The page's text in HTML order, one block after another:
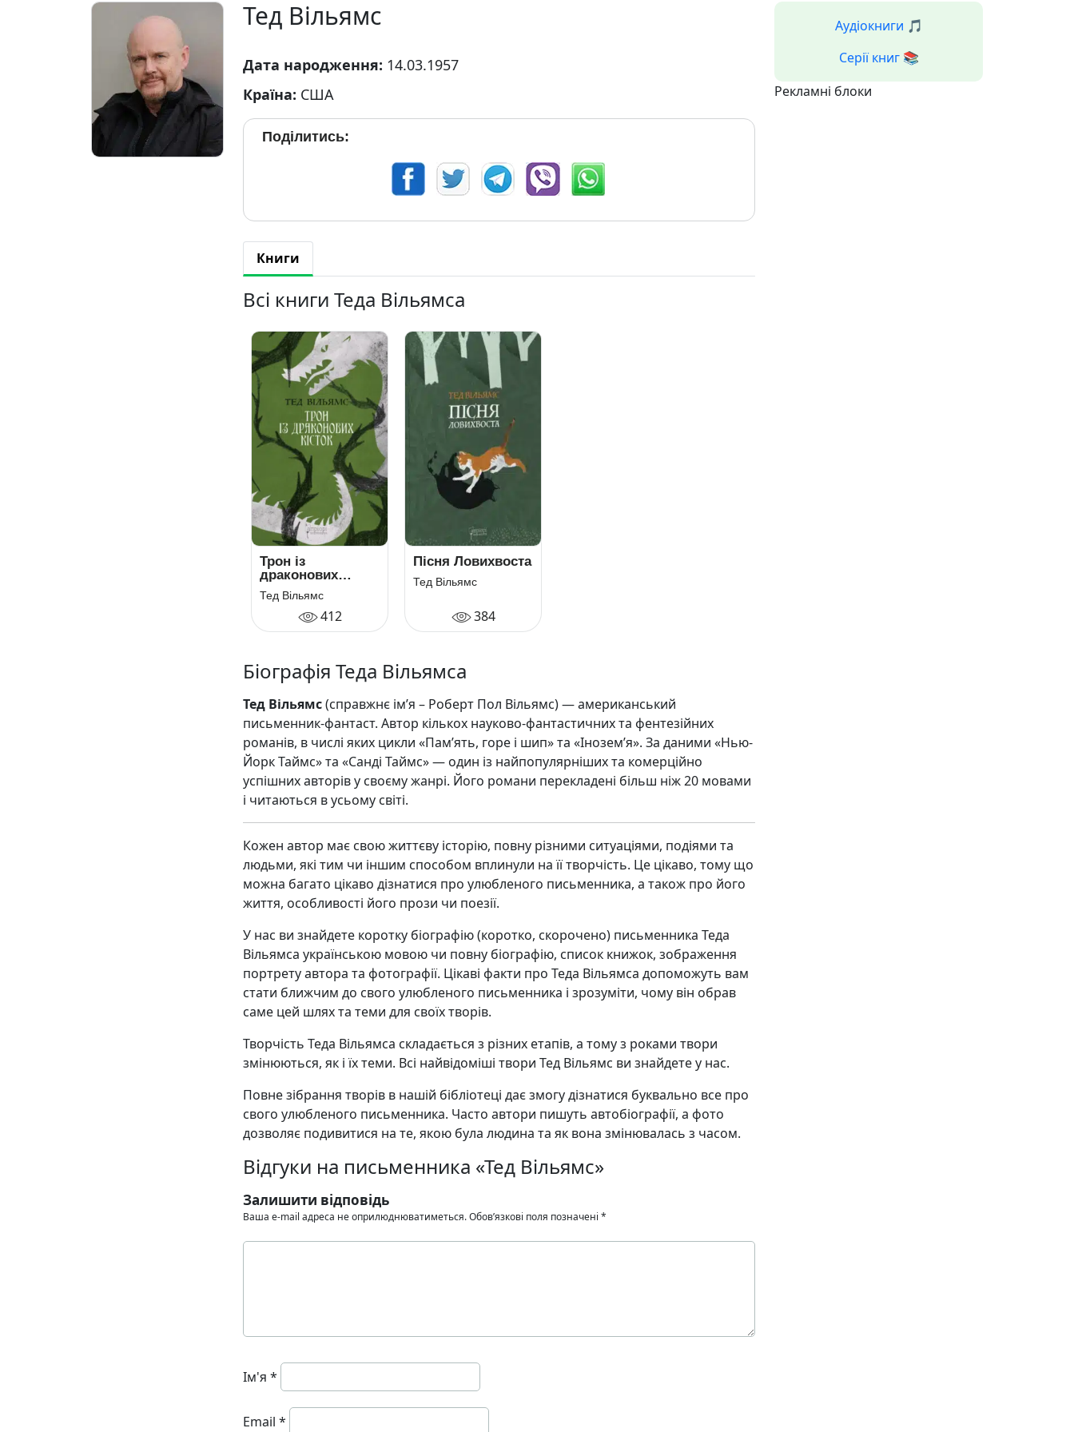
Тед Вільямс
Дата народження: 14.03.1957
Країна: США
Поділитись:
Книги
Всі книги Теда Вільямса
Трон із
драконових
кісток
Тед Вільямс
412
Пісня Ловихвоста
Тед Вільямс
384
Біографія Теда Вільямса
Тед Вільямс(справжнє ім’я – Роберт Пол Вільямс) — американський
письменник-фантаст. Автор кількох науково-фантастичних та фентезійних
романів, в числі яких цикли «Пам’ять, горе і шип» та «Інозем’я». За даними «Нью-
Йорк Таймс» та «Санді Таймс» — один із найпопулярніших та комерційно
успішних авторів у своєму жанрі. Його романи перекладені більш ніж 20 мовами
і читаються в усьому світі.
Кожен автор має свою життєву історію, повну різними ситуаціями, подіями та
людьми, які тим чи іншим способом вплинули на її творчість. Це цікаво, тому що
можна багато цікаво дізнатися про улюбленого письменника, а також про його
життя, особливості його прози чи поезії.
У нас ви знайдете коротку біографію (коротко, скорочено) письменника Теда
Вільямса українською мовою чи повну біографію, список книжок, зображення
портрету автора та фотографії. Цікаві факти про Теда Вільямса допоможуть вам
стати ближчим до свого улюбленого письменника і зрозуміти, чому він обрав
саме цей шлях та теми для своїх творів.
Творчість Теда Вільямса складається з різних етапів, а тому з роками твори
змінюються, як і їх теми. Всі найвідоміші твори Тед Вільямс ви знайдете у нас.
Повне зібрання творів в нашій бібліотеці дає змогу дізнатися буквально все про
свого улюбленого письменника. Часто автори пишуть автобіографії, а фото
дозволяє подивитися на те, якою була людина та як вона змінювалась з часом.
Відгуки на письменника «Тед Вільямс»
Залишити відповідь
Ваша e-mail адреса не оприлюднюватиметься.Обов’язкові поля позначені *
Ім'я *
Email *
Аудіокниги 🎵
Серії книг 📚
Рекламні блоки